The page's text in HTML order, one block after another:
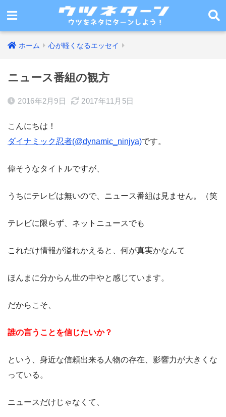
ホーム 心が軽くなるエッセイ
ニュース番組の観方
2016年2月9日 2017年11月5日
こんにちは！
ダイナミック忍者(@dynamic_ninjya)です。
偉そうなタイトルですが、
うちにテレビは無いので、ニュース番組は見ません。（笑
テレビに限らず、ネットニュースでも
これだけ情報が溢れかえると、何が真実かなんて
ほんまに分からん世の中やと感じています。
だからこそ、
誰の言うことを信じたいか？
という、身近な信頼出来る人物の存在、影響力が大きくな
っている。
ニュースだけじゃなくて、